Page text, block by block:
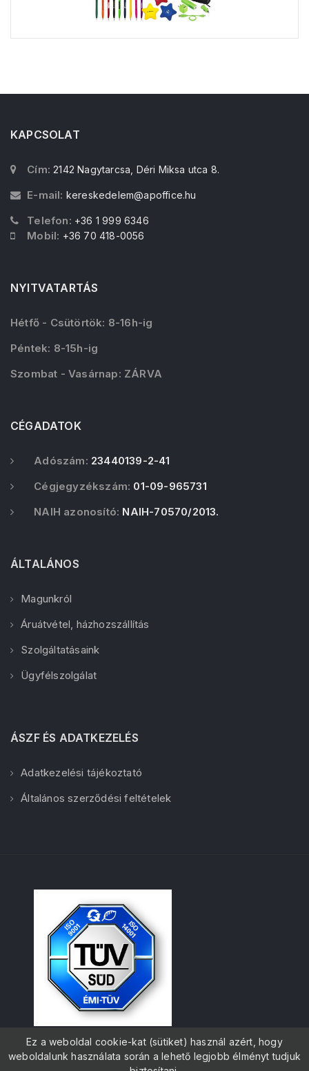
KAPCSOLAT
Cím: 2142 Nagytarcsa, Déri Miksa utca 8.
E-mail: kereskedelem@apoffice.hu
Telefon: +36 1 999 6346
Mobil: +36 70 418-0056
NYITVATARTÁS
Hétfő - Csütörtök: 8-16h-ig
Péntek: 8-15h-ig
Szombat - Vasárnap: ZÁRVA
CÉGADATOK
Adószám: 23440139-2-41
Cégjegyzékszám: 01-09-965731
NAIH azonosító: NAIH-70570/2013.
ÁLTALÁNOS
Magunkról
Áruátvétel, házhozszállítás
Szolgáltatásaink
Ügyfélszolgálat
ÁSZF ÉS ADATKEZELÉS
Adatkezelési tájékoztató
Általános szerződési feltételek
Ez a weboldal cookie-kat (sütiket) használ azért, hogy
weboldalunk használata során a lehető legjobb élményt tudjuk